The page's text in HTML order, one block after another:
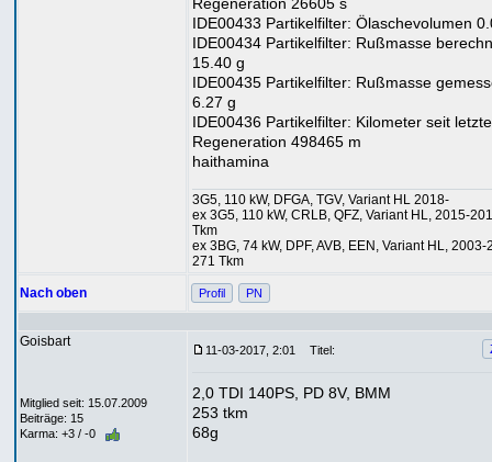
IDE00433 Partikelfilter: Ölaschevolumen
IDE00434 Partikelfilter: Rußmasse
15.40 g
IDE00435 Partikelfilter: Rußmasse
6.27 g
IDE00436 Partikelfilter: Kilometer seit
Regeneration 498465 m
haithamina
3G5, 110 kW, DFGA, TGV, Variant HL 2018-
ex 3G5, 110 kW, CRLB, QFZ, Variant HL, 2015-
Tkm
ex 3BG, 74 kW, DPF, AVB, EEN, Variant HL, 2003-
271 Tkm
Nach oben Profil PN
Goisbart
Mitglied seit: 15.07.2009
Beiträge: 15
Karma: +3 / -0
11-03-2017, 2:01 Titel:
2,0 TDI 140PS, PD 8V, BMM
253 tkm
68g